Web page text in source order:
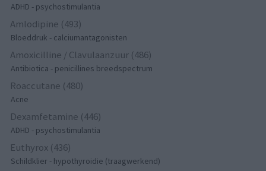
ADHD - psychostimulantia
Amlodipine (493)
Bloeddruk - calciumantagonisten
Amoxicilline / Clavulaanzuur (486)
Antibiotica - penicillines breedspectrum
Roaccutane (480)
Acne
Dexamfetamine (446)
ADHD - psychostimulantia
Euthyrox (436)
Schildklier - hypothyroidie (traagwerkend)